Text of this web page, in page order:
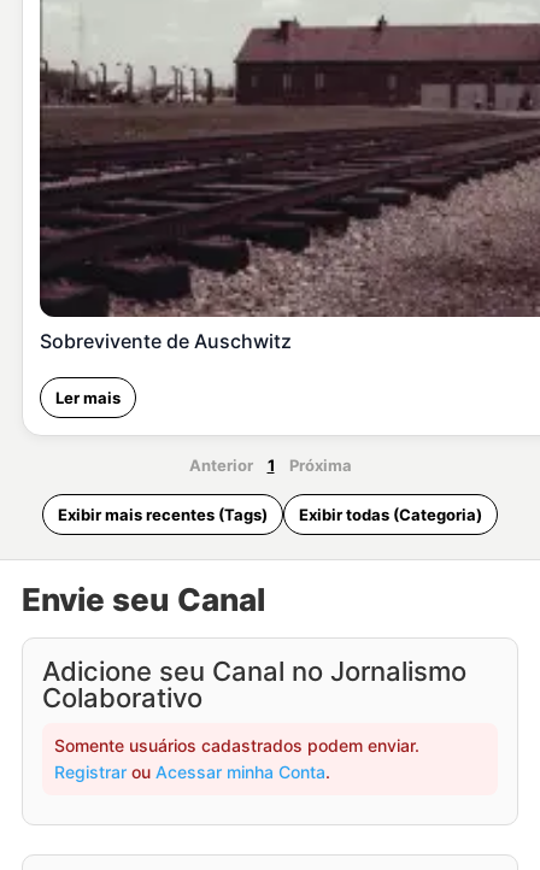
Sobrevivente de Auschwitz
Ler mais
Anterior 1 Próxima
Exibir mais recentes (Tags) Exibir todas (Categoria)
Envie seu Canal
Adicione seu Canal no Jornalismo
Colaborativo
Somente usuários cadastrados podem enviar.
Registrarou Acessar minha Conta.